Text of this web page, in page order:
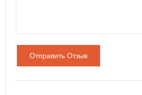
Отправить Отзыв